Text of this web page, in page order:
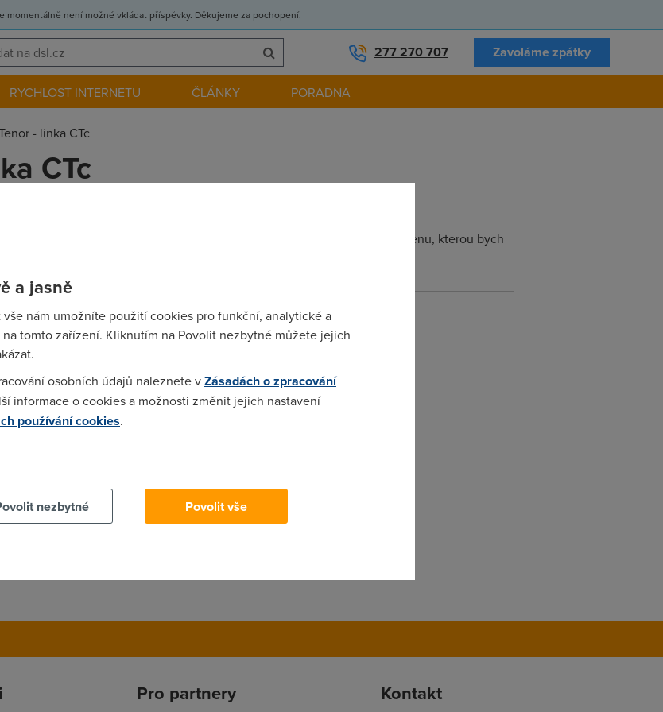
momentálně není možné vkládat příspěvky. Děkujeme za pochopení.
277 270 707 Zavoláme zpátky
RYCHLOST INTERNETU ČLÁNKY PORADNA
- linka CTc
CTc
na Telenoru? Myslim telefonni tarif CTc??? Jde mi to zjistit celkovou cenu, kterou bych
Pro partnery Kontakt
a jasně
nám umožníte použití cookies pro funkční, analytické a
tomto zařízení. Kliknutím na Povolit nezbytné můžete jejich
osobních údajů naleznete vZásadách o zpracování
informace o cookies a možnosti změnit jejich nastavení
používání cookies.
nezbytné
Povolit vše